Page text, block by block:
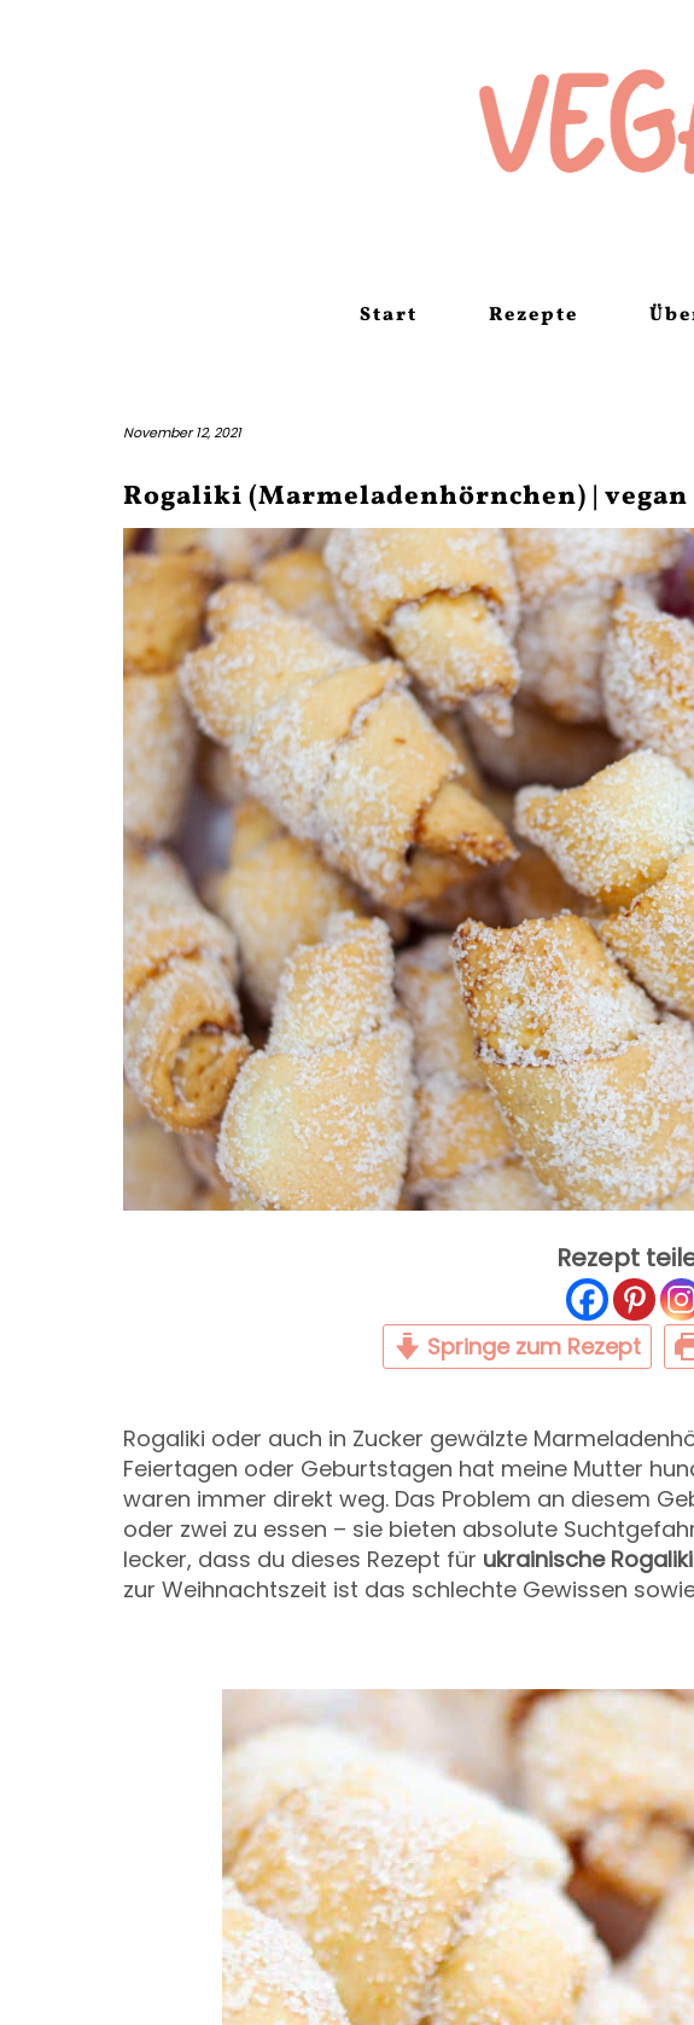
Start Rezepte
November 12, 2021
Rogaliki (Marmeladenhörnchen) |
Rezept
Springe zum Rezept
Rogaliki oder auch in Zucker gewälzte
Feiertagen oder Geburtstagen hat meine Mutter
waren immer direkt weg. Das Problem an diesem
oder zwei zu essen – sie bieten absolute
lecker, dass du dieses Rezept für ukrainische Rogaliki
zur Weihnachtszeit ist das schlechte Gewissen